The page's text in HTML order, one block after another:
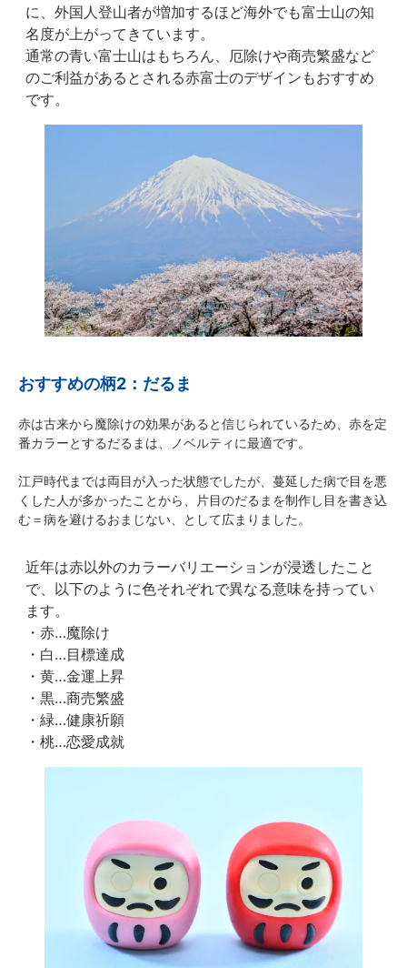
に、外国人登山者が増加するほど海外でも富士山の知
名度が上がってきています。
通常の青い富士山はもちろん、厄除けや商売繁盛など
のご利益があるとされる赤富士のデザインもおすすめ
です。
おすすめの柄2：だるま
赤は古来から魔除けの効果があると信じられているため、赤を定
番カラーとするだるまは、ノベルティに最適です。
江戸時代までは両目が入った状態でしたが、蔓延した病で目を悪
くした人が多かったことから、片目のだるまを制作し目を書き込
む＝病を避けるおまじない、として広まりました。
近年は赤以外のカラーバリエーションが浸透したこと
で、以下のように色それぞれで異なる意味を持ってい
ます。
・赤…魔除け
・白…目標達成
・黄…金運上昇
・黒…商売繁盛
・緑…健康祈願
・桃…恋愛成就